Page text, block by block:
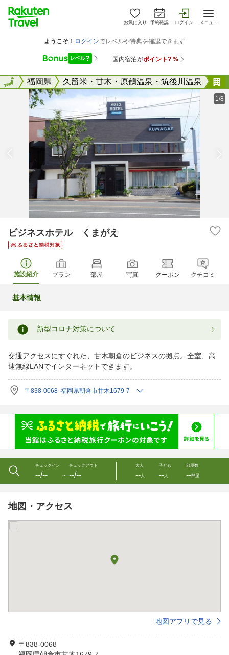
お気に入り 予約確認 ログイン メニュー
全国福岡県 久留米・甘木・原鶴温泉・筑後川温泉
全国
1/8
ビジネスホテル くまがえ
施設紹介 プラン 部屋 写真 クーポン クチコミ
基本情報
新型コロナ対策について
交通アクセスにすぐれた、甘木朝倉のビジネスの拠点。全室、高
速無線LANでインターネットできます。
〒838-0068 福岡県朝倉市甘木1679-7
チェックイン
--/-- 〜
チェックアウト
--/--
大人
--人
子ども
--人
部屋数
--部屋
地図・アクセス
地図アプリで見る
〒838-0068